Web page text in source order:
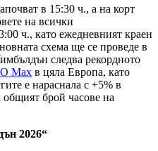
в 15:30 ч., а на корт
на всички
ч., като ежедневният краен
схема ще се проведе в
следва рекордното
Max в цяла Европа, като
е нараснала с +5% в
брой часове на
2026“